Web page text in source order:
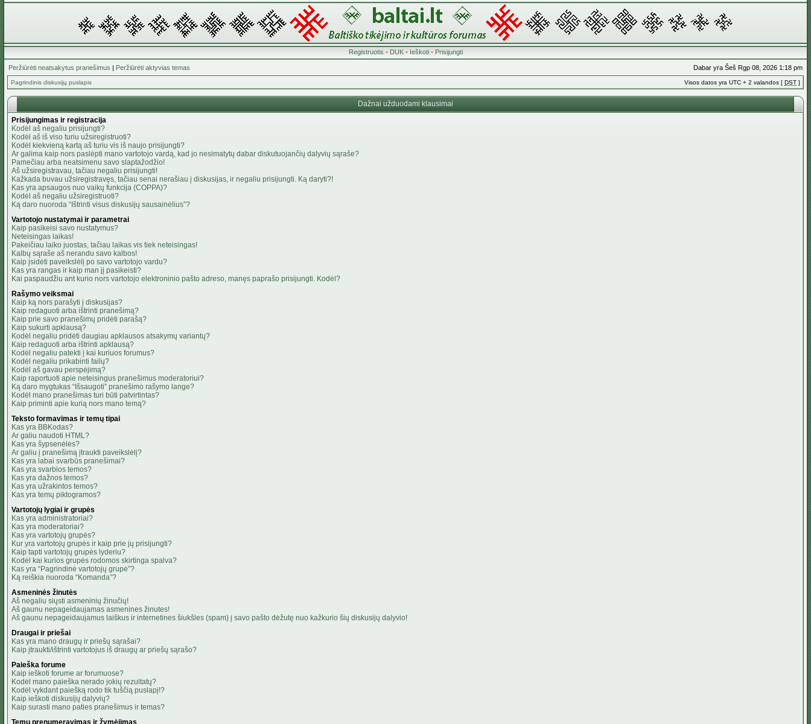
Registruotis • DUK• Ieškoti• Prisijungti
Peržiūrėti neatsakytus pranešimus | Peržiūrėti aktyvias temas Dabar yra Šeš Rgp 08, 2026 1:18 pm
Pagrindinis diskusijų puslapis Visos datos yra UTC + 2 valandos [ DST ]
Dažnai užduodami klausimai
Prisijungimas ir registracija
Kodėl aš negaliu prisijungti?
Kodėl aš iš viso turiu užsiregistruoti?
Kodėl kiekvieną kartą aš turiu vis iš naujo prisijungti?
Ar galima kaip nors paslėpti mano vartotojo vardą, kad jo nesimatytų dabar diskutuojančių dalyvių sąraše?
Pamečiau arba neatsimenu savo slaptažodžio!
Aš užsiregistravau, tačiau negaliu prisijungti!
Kažkada buvau užsiregistravęs, tačiau senai nerašiau į diskusijas, ir negaliu prisijungti. Ką daryti?!
Kas yra apsaugos nuo vaikų funkcija (COPPA)?
Kodėl aš negaliu užsiregistruoti?
Ką daro nuoroda “Ištrinti visus diskusijų sausainėlius”?
Vartotojo nustatymai ir parametrai
Kaip pasikeisi savo nustatymus?
Neteisingas laikas!
Pakeičiau laiko juostas, tačiau laikas vis tiek neteisingas!
Kalbų sąraše aš nerandu savo kalbos!
Kaip įsidėti paveikslėlį po savo vartotojo vardu?
Kas yra rangas ir kaip man jį pasikeisti?
Kai paspaudžiu ant kurio nors vartotojo elektroninio pašto adreso, manęs paprašo prisijungti. Kodėl?
Rašymo veiksmai
Kaip ką nors parašyti į diskusijas?
Kaip redaguoti arba ištrinti pranešimą?
Kaip prie savo pranešimų pridėti parašą?
Kaip sukurti apklausą?
Kodėl negaliu pridėti daugiau apklausos atsakymų variantų?
Kaip redaguoti arba ištrinti apklausą?
Kodėl negaliu patekti į kai kuriuos forumus?
Kodėl negaliu prikabinti failų?
Kodėl aš gavau perspėjimą?
Kaip raportuoti apie neteisingus pranešimus moderatoriui?
Ką daro mygtukas “Išsaugoti” pranešimo rašymo lange?
Kodėl mano pranešimas turi būti patvirtintas?
Kaip priminti apie kurią nors mano temą?
Teksto formavimas ir temų tipai
Kas yra BBKodas?
Ar galiu naudoti HTML?
Kas yra šypsenėlės?
Ar galiu į pranešimą įtraukti paveikslėlį?
Kas yra labai svarbūs pranešimai?
Kas yra svarbios temos?
Kas yra dažnos temos?
Kas yra užrakintos temos?
Kas yra temų piktogramos?
Vartotojų lygiai ir grupės
Kas yra administratoriai?
Kas yra moderatoriai?
Kas yra vartotojų grupės?
Kur yra vartotojų grupės ir kaip prie jų prisijungti?
Kaip tapti vartotojų grupės lyderiu?
Kodėl kai kurios grupės rodomos skirtinga spalva?
Kas yra “Pagrindinė vartotojų grupė”?
Ką reiškia nuoroda “Komanda”?
Asmeninės žinutės
Aš negaliu siųsti asmeninių žinučių!
Aš gaunu nepageidaujamas asmenines žinutes!
Aš gaunu nepageidaujamus laiškus ir internetines šiukšles (spam) į savo pašto dėžutę nuo kažkurio šių diskusijų dalyvio!
Draugai ir priešai
Kas yra mano draugų ir priešų sąrašai?
Kaip įtraukti/ištrinti vartotojus iš draugų ar priešų sąrašo?
Paieška forume
Kaip ieškoti forume ar forumuose?
Kodėl mano paieška nerado jokių rezultatų?
Kodėl vykdant paiešką rodo tik tuščią puslapį!?
Kaip ieškoti diskusijų dalyvių?
Kaip surasti mano paties pranešimus ir temas?
Temų prenumeravimas ir žymėjimas